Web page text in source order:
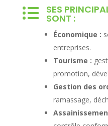
 SES
SONT :
Économique :
entreprises.
Tourisme :
promotion,
Gestion des
ramassage,